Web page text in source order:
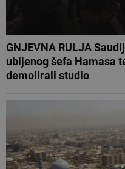
GNJEVNA RULJA
ubijenog šefa Hamasa
demolirali studio